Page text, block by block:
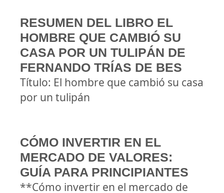
RESUMEN DEL LIBRO EL
HOMBRE QUE CAMBIÓ SU
CASA POR UN TULIPÁN DE
FERNANDO TRÍAS DE BES
Título: El hombre que cambió su casa
por un tulipán
CÓMO INVERTIR EN EL
MERCADO DE VALORES:
GUÍA PARA PRINCIPIANTES
**Cómo invertir en el mercado de